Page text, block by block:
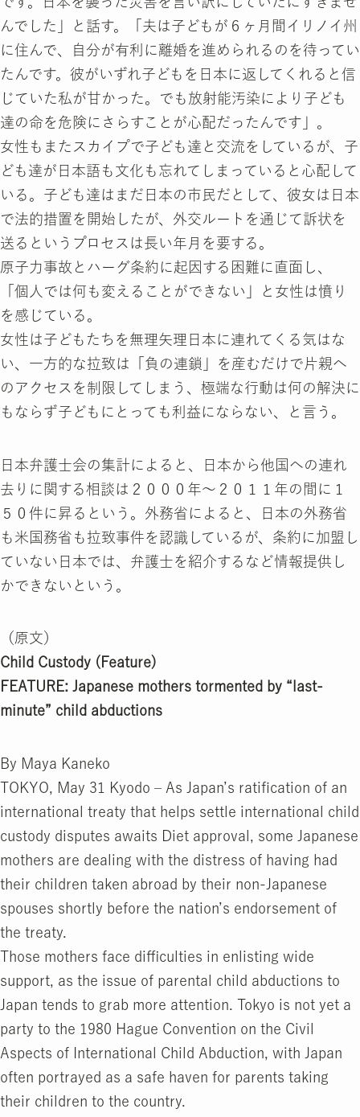
んでした」と話す。「夫は子どもが６ヶ月間イリノイ州
に住んで、自分が有利に離婚を進められるのを待ってい
たんです。彼がいずれ子どもを日本に返してくれると信
じていた私が甘かった。でも放射能汚染により子ども
達の命を危険にさらすことが心配だったんです」。
女性もまたスカイプで子ども達と交流をしているが、子
ども達が日本語も文化も忘れてしまっていると心配して
いる。子ども達はまだ日本の市民だとして、彼女は日本
で法的措置を開始したが、外交ルートを通じて訴状を
送るというプロセスは長い年月を要する。
原子力事故とハーグ条約に起因する困難に直面し、
「個人では何も変えることができない」と女性は憤り
を感じている。
女性は子どもたちを無理矢理日本に連れてくる気はな
い、一方的な拉致は「負の連鎖」を産むだけで片親へ
のアクセスを制限してしまう、極端な行動は何の解決に
もならず子どもにとっても利益にならない、と言う。
日本弁護士会の集計によると、日本から他国への連れ
去りに関する相談は２０００年〜２０１１年の間に１
５０件に昇るという。外務省によると、日本の外務省
も米国務省も拉致事件を認識しているが、条約に加盟し
ていない日本では、弁護士を紹介するなど情報提供し
かできないという。
（原文）
Child Custody (Feature)
FEATURE: Japanese mothers tormented by “last-
minute” child abductions
By Maya Kaneko
TOKYO, May 31 Kyodo – As Japan’s ratification of an
international treaty that helps settle international child
custody disputes awaits Diet approval, some Japanese
mothers are dealing with the distress of having had
their children taken abroad by their non-Japanese
spouses shortly before the nation’s endorsement of
the treaty.
Those mothers face difficulties in enlisting wide
support, as the issue of parental child abductions to
Japan tends to grab more attention. Tokyo is not yet a
party to the 1980 Hague Convention on the Civil
Aspects of International Child Abduction, with Japan
often portrayed as a safe haven for parents taking
their children to the country.